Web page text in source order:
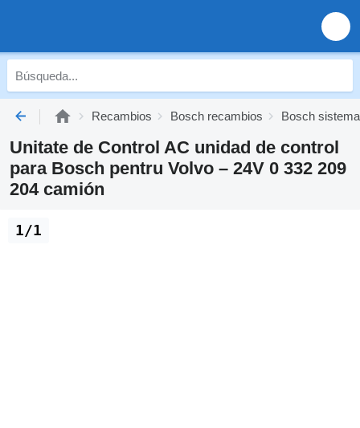
Recambios Bosch recambios Bosch
Unitate de Control AC unidad de control
para Bosch pentru Volvo – 24V 0 332 209
204 camión
1/1